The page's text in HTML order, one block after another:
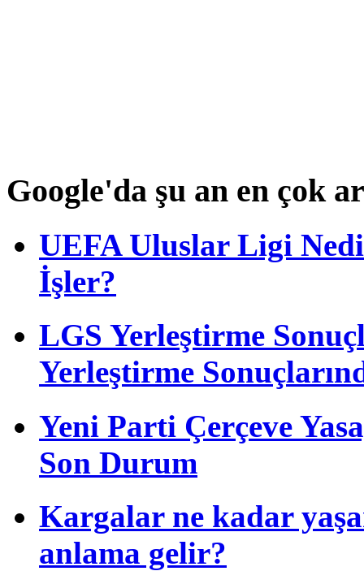
Google'da şu an en çok
UEFA Uluslar Ligi
İşler?
LGS Yerleştirme
Yerleştirme
Yeni Parti Çerçeve
Son Durum
Kargalar ne kadar
anlama gelir?